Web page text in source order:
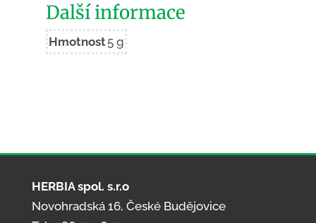
Další informace
Hmotnost5 g
HERBIA spol. s.r.o
Novohradská 16, České Budějovice